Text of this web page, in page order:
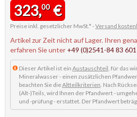
323,00€
Preise inkl. gesetzlicher MwSt.* -Versand
Artikel zur Zeit nicht auf Lager. Ihren
erfahren Sie unter +49 (0)2541-84 83 601
Dieser Artikel ist ein Austauschteil, für das
Mineralwasser - einen zusätzlichen
beachten Sie dieAltteilkriterien. Nach
(Alt-)Teils, wird Ihnen der Pfandwert -
und -prüfung - erstattet. Der Pfandwert